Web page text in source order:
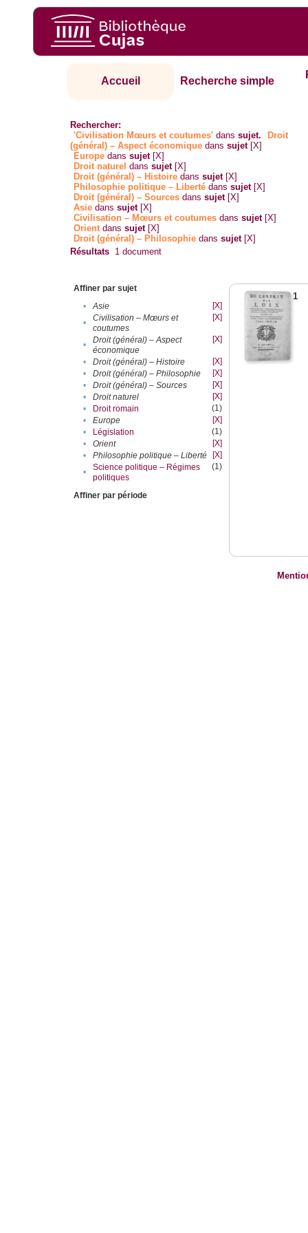
Accueil Recherche simple
Rechercher:
'Civilisation Mœurs et coutumes' danssujet.
Droit
(général) – Aspect économique danssujet [X]
Europe danssujet [X]
Droit naturel danssujet [X]
Droit (général) – Histoire danssujet [X]
Philosophie politique – Liberté danssujet [X]
Droit (général) – Sources danssujet [X]
Asie danssujet [X]
Civilisation – Mœurs et coutumes danssujet [X]
Orientdanssujet [X]
Droit (général) – Philosophie danssujet [X]
Résultats 1 document
Affiner par sujet
•
Asie
[X]
•
Civilisation – Mœurs et
coutumes
[X]
•
Droit (général) – Aspect
économique
[X]
• Droit (général) – Histoire
[X]
•
Droit (général) – Philosophie
[X]
•
Droit (général) – Sources
[X]
•
Droit naturel
[X]
•
Droit romain
(1)
•
Europe
[X]
•
Législation
(1)
•
Orient
[X]
•
Philosophie politique – Liberté
[X]
•
Science politique – Régimes
politiques
(1)
Affiner par période
1